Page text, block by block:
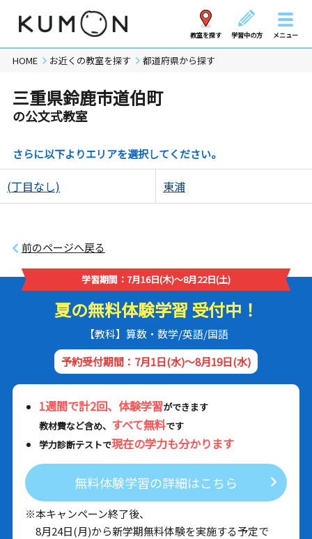
教室を探す 学習中の方 メニュー
HOME お近くの教室を探す 都道府県から探す
三重県鈴鹿市道伯町
の公文式教室
さらに以下よりエリアを選択してください。
(丁目なし) 東浦
前のページへ戻る
学習期間：7月16日(木)～8月22日(土)
夏の無料体験学習 受付中！
【教科】算数・数学/英語/国語
予約受付期間：7月1日(水)～8月19日(水)
1週間で計2回、体験学習ができます
教材費など含め、 すべて無料です
学力診断テストで現在の学力も分かります
無料体験学習の詳細はこちら
※本キャンペーン終了後、
8月24日(月)から新学期無料体験を実施する予定で